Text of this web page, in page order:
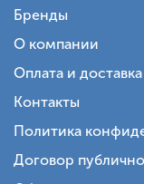
Бренды
О компании
Оплата и доставка
Контакты
Политика
Договор